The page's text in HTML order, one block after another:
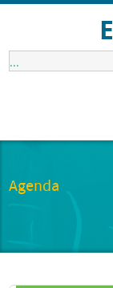
...
Agenda
1:00 am